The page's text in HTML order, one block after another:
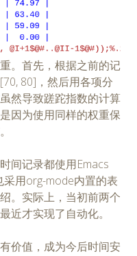
。首先，根据之前的记
80]，然后用各项分
然导致蹉跎指数的计算
因为使用同样的权重保
间记录都使用Emacs
用org-mode内置的表
。实际上，当初前两个
近才实现了自动化。
价值，成为今后时间安